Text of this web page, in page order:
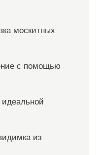
москитных
с помощью
идеальной
из